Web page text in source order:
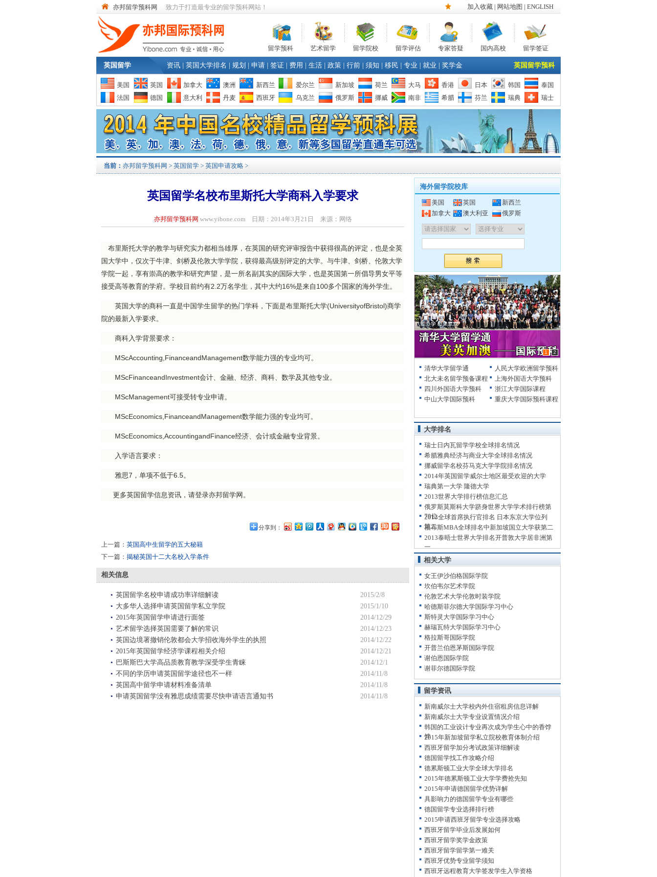
亦邦留学预科网 致力于打造最专业的留学预科网站！ 加入收藏 | 网站地图 | ENGLISH
留学预科 艺术留学 留学院校 留学评估 专家答疑 国内高校 留学签证
英国留学 资讯 英国大学排名 规划 申请 签证 费用 生活 政策 行前 须知 移民 专业 就业 奖学金 英国留学预科
美国 英国 加拿大 澳洲 新西兰 爱尔兰 新加坡 荷兰 大马 香港 日本 韩国
泰国
法国
德国 意大利 丹麦 西班牙 乌克兰 俄罗斯 挪威 南非 希腊 芬兰 瑞典 瑞士
当前： 亦邦留学预科网 > 英国留学 > 英国申请攻略 >
英国留学名校布里斯托大学商科入学要求
亦邦留学预科网 www.yibone.com 日期：2014年3月21日 来源：网络
布里斯托大学的教学与研究实力都相当雄厚，在英国的研究评审报告中获得很高的评定，也是全英
国大学中，仅次于牛津、剑桥及伦敦大学学院，获得最高级别评定的大学。与牛津、剑桥、伦敦大学
学院一起，享有崇高的教学和研究声望，是一所名副其实的国际大学，也是英国第一所倡导男女平等
接受高等教育的学府。学校目前约有2.2万名学生，其中大约16%是来自100多个国家的海外学生。
英国大学的商科一直是中国学生留学的热门学科，下面是布里斯托大学(UniversityofBristol)商学
院的最新入学要求。
商科入学背景要求：
MScAccounting,FinanceandManagement数学能力强的专业均可。
MScFinanceandInvestment会计、金融、经济、商科、数学及其他专业。
MScManagement可接受转专业申请。
MScEconomics,FinanceandManagement数学能力强的专业均可。
MScEconomics,AccountingandFinance经济、会计或金融专业背景。
入学语言要求：
雅思7，单项不低于6.5。
更多英国留学信息资讯，请登录亦邦留学网。
分享到：
上一篇： 英国高中生留学的五大秘籍
下一篇： 揭秘英国十二大名校入学条件
相关信息
2015/2/8
英国留学名校申请成功率详细解读
2015/1/10
大多华人选择申请英国留学私立学院
2014/12/29
2015年英国留学申请进行面签
2014/12/23
艺术留学选择英国需要了解的常识
2014/12/22
英国边境署撤销伦敦都会大学招收海外学生的执照
2014/12/21
2015年英国留学经济学课程相关介绍
2014/12/1
巴斯斯巴大学高品质教育教学深受学生青睐
2014/11/8
不同的学历申请英国留学途径也不一样
2014/11/8
英国高中留学申请材料准备清单
2014/11/8
申请英国留学没有雅思成绩需要尽快申请语言通知书
海外留学院校库
美国 英国
新西兰
加拿大
澳大利亚 俄罗斯
1 2
清华大学留学通
人民大学欧洲留学预科
北大未名留学预备课程
上海外国语大学预科
四川外国语大学预科
浙江大学国际课程
中山大学国际预科
重庆大学国际预科课程
大学排名
瑞士日内瓦留学学校全球排名情况
希腊雅典经济与商业大学全球排名情况
挪威留学名校芬马克大学学院排名情况
2014年英国留学威尔士地区最受欢迎的大学
瑞典第一大学 隆德大学
2013世界大学排行榜信息汇总
俄罗斯莫斯科大学跻身世界大学学术排行榜第
79位
2013全球首席执行官排名 日本东京大学位列
第二
福布斯MBA全球排名中新加坡国立大学获第二
2013泰晤士世界大学排名开普敦大学居非洲第
一
相关大学
女王伊沙伯格国际学院
坎伯韦尔艺术学院
伦敦艺术大学伦敦时装学院
哈德斯菲尔德大学国际学习中心
斯特灵大学国际学习中心
赫瑞瓦特大学国际学习中心
格拉斯哥国际学院
开普兰伯恩茅斯国际学院
谢伯恩国际学院
谢菲尔德国际学院
留学资讯
新南威尔士大学校内外住宿租房信息详解
新南威尔士大学专业设置情况介绍
韩国的工业设计专业再次成为学生心中的香饽
饽
2015年新加坡留学私立院校教育体制介绍
西班牙留学加分考试政策详细解读
德国留学找工作攻略介绍
德累斯顿工业大学全球大学排名
2015年德累斯顿工业大学学费抢先知
2015年申请德国留学优势详解
具影响力的德国留学专业有哪些
德国留学专业选择排行榜
2015申请西班牙留学专业选择攻略
西班牙留学毕业后发展如何
西班牙留学奖学金政策
西班牙留学留学第一难关
西班牙优势专业留学须知
西班牙远程教育大学签发学生入学资格